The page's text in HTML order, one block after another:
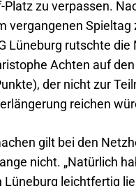
Platz zu verpassen.
vergangenen Spieltag
Lüneburg rutschte
Achten auf
der nicht zur
reichen
gilt bei den
nicht. „Natürlich
Lüneburg leichtfertig